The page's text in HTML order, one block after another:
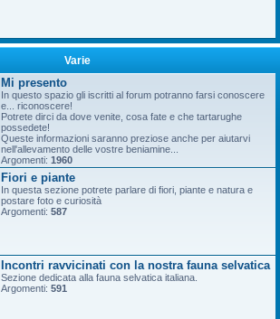
Varie
Mi presento
In questo spazio gli iscritti al forum potranno farsi conoscere
e... riconoscere!
Potrete dirci da dove venite, cosa fate e che tartarughe
possedete!
Queste informazioni saranno preziose anche per aiutarvi
nell'allevamento delle vostre beniamine...
Argomenti: 1960
Fiori e piante
In questa sezione potrete parlare di fiori, piante e natura e
postare foto e curiosità
Argomenti: 587
Incontri ravvicinati con la nostra fauna selvatica
Sezione dedicata alla fauna selvatica italiana.
Argomenti: 591